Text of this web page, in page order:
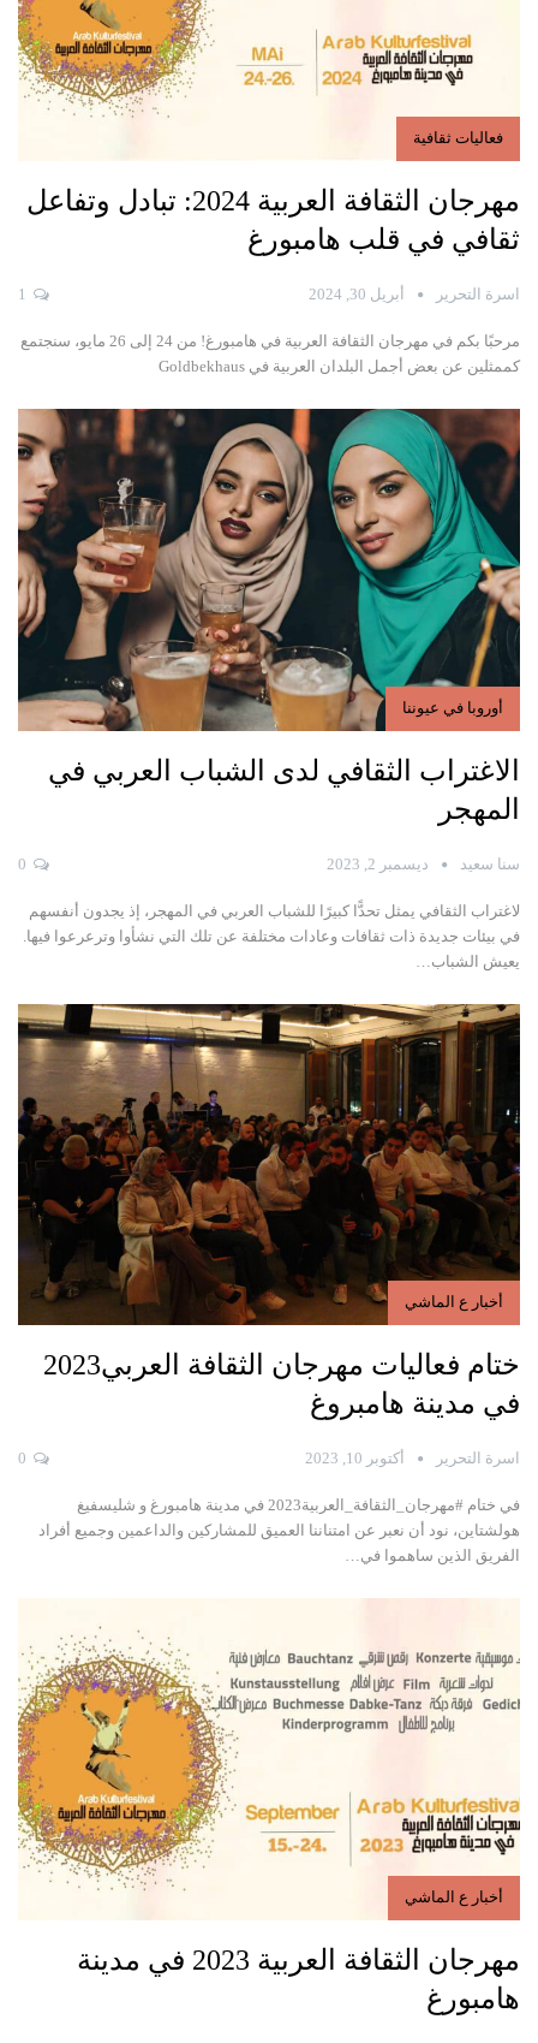
فعاليات ثقافية
مهرجان الثقافة العربية 2024: تبادل وتفاعل
ثقافي في قلب هامبورغ
اسرة التحرير أبريل 30, 2024
مرحبًا بكم في مهرجان الثقافة العربية في هامبورغ! من 24 إلى 26 مايو، سنجتمع
كممثلين عن بعض أجمل البلدان العربية في Goldbekhaus
أوروبا في عيوننا
الاغتراب الثقافي لدى الشباب العربي في
المهجر
سنا سعيد ديسمبر 2, 2023
لاغتراب الثقافي يمثل تحدًّا كبيرًا للشباب العربي في المهجر، إذ يجدون أنفسهم
في بيئات جديدة ذات ثقافات وعادات مختلفة عن تلك التي نشأوا وترعرعوا فيها.
يعيش الشباب…
أخبار ع الماشي
ختام فعاليات مهرجان الثقافة العربي2023
في مدينة هامبروغ
اسرة التحرير أكتوبر 10, 2023
في ختام #مهرجان_الثقافة_العربية2023 في مدينة هامبورغ و شليسفيغ
هولشتاين، نود أن نعبر عن امتناننا العميق للمشاركين والداعمين وجميع أفراد
الفريق الذين ساهموا في…
أخبار ع الماشي
مهرجان الثقافة العربية 2023 في مدينة
هامبورغ